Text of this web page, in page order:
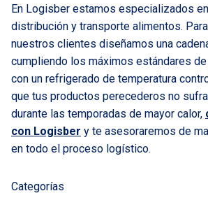
En Logisber estamos especializados
distribución y transporte alimentos.
nuestros clientes diseñamos una
cumpliendo los máximos estándares
con un refrigerado de temperatura
que tus productos perecederos no
durante las temporadas de mayor calor,
con Logisber y te asesoraremos de
en todo el proceso logístico.
Categorías